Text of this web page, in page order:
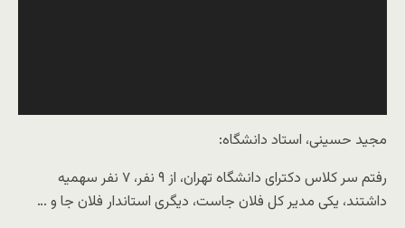
مجید حسینی، استاد دانشگاه:
رفتم سر کلاس دکترای دانشگاه تهران، از ۹ نفر، ۷ نفر سهمیه
داشتند، یکی مدیر کل فلان جاست، دیگری استاندار فلان جا و …